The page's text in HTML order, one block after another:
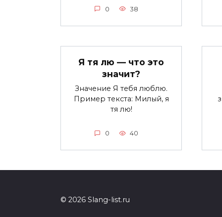
0 38
Я тя лю — что это
значит?
Значение Я тебя люблю.
Пример текста: Милый, я
тя лю!
0 40
© 2026 Slang-list.ru